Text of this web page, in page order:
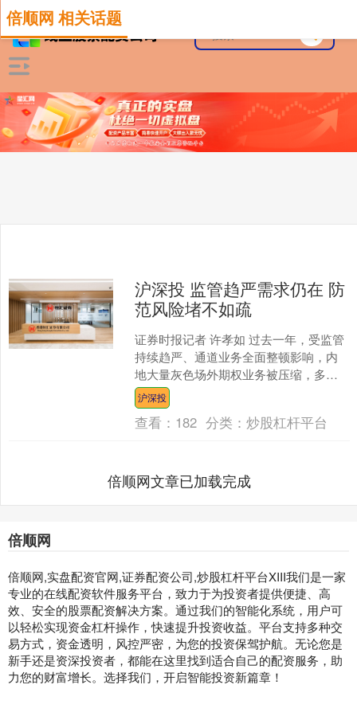
倍顺网 相关话题
沪深投 监管趋严需求仍在 防
范风险堵不如疏
证券时报记者 许孝如 过去一年，受监管
持续趋严、通道业务全面整顿影响，内
地大量灰色场外期权业务被压缩，多家
券商及通道机构暂停新增业务，个人投
资者参与场外衍生品的....
沪深投
查看： 182 分类：炒股杠杆平台
倍顺网文章已加载完成
倍顺网
倍顺网,实盘配资官网,证券配资公司,炒股杠杆平台XIII‌我们是一家
专业的在线配资软件服务平台，致力于为投资者提供便捷、高
效、安全的股票配资解决方案。通过我们的智能化系统，用户可
以轻松实现资金杠杆操作，快速提升投资收益。平台支持多种交
易方式，资金透明，风控严密，为您的投资保驾护航。无论您是
新手还是资深投资者，都能在这里找到适合自己的配资服务，助
力您的财富增长。选择我们，开启智能投资新篇章！